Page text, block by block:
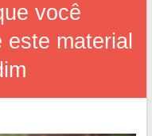
você
material